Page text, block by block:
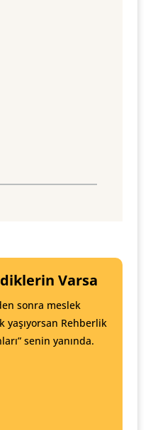
Varsa
sonra meslek
yaşıyorsan Rehberlik
senin yanında.